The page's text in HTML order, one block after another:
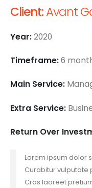
Client:Avant
Year:2020
Timeframe:6
Main Service:
Extra Service:
Return Over
Lorem ipsum dolor
Curabitur vulputate
Cras laoreet